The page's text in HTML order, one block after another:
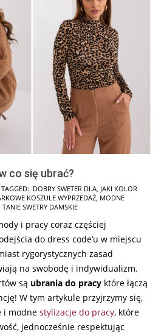
co się ubrać?
TAGGED: DOBRY SWETER DLA, JAKI KOLOR
KOSZULE WYPRZEDAŻ, MODNE
TANIE SWETRY DAMSKIE
i pracy coraz częściej
do dress code’u w miejscu
rygorystycznych zasad
na swobodę i indywidualizm.
są ubrania do pracy które łączą
W tym artykule przyjrzymy się,
i modne stylizacje do pracy, które
jednocześnie respektując